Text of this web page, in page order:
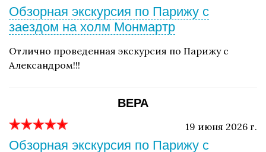
Обзорная экскурсия по Парижу с
заездом на холм Монмартр
Отлично проведенная экскурсия по Парижу с
Александром!!!
ВЕРА
19 июня 2026 г.
Обзорная экскурсия по Парижу с